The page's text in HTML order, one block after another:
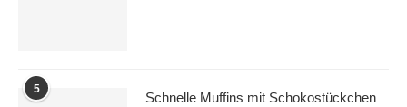
5
Schnelle Muffins mit Schokostückchen